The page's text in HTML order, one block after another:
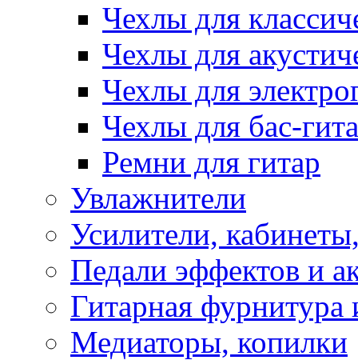
Чехлы для
Чехлы для
Чехлы для
Чехлы для бас-
Ремни для гитар
Увлажнители
Усилители,
Педали эффектов и
Гитарная фурнитура
Медиаторы, копилки